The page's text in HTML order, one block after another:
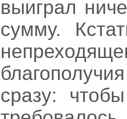
выиграл
сумму.
сразу: